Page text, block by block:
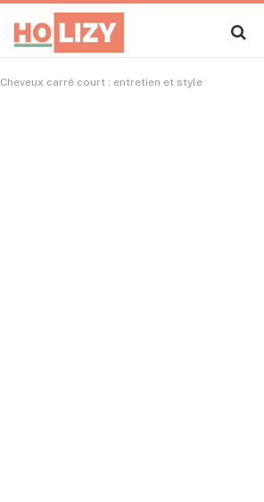
Cheveux carré court : entretien et style